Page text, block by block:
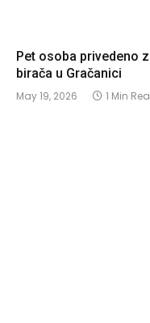
Pet osoba privedeno
birača u Gračanici
May 19, 2026 1 Min